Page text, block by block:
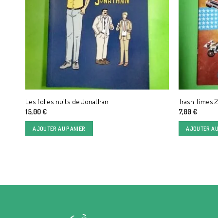
Les folles nuits de Jonathan
15,00€
AJOUTER AU PANIER
Trash Times
7,00€
AJOUTER